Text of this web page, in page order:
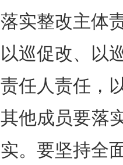
落实整改主体
以巡促改、以
责任人责任，
其他成员要落
实。要坚持全